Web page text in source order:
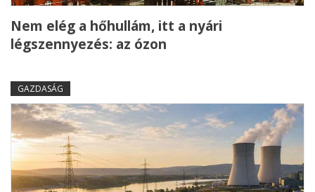
Nem elég a hőhullám, itt a nyári
légszennyezés: az ózon
GAZDASÁG